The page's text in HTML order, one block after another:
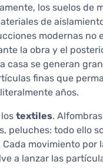
los suelos de
de
modernas no
la obra y el
casa se generan
finas que
años.
textiles.
peluches: todo ello
Cada movimiento por
a lanzar las